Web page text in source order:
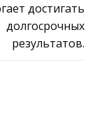
достигать
долгосрочных
результатов.